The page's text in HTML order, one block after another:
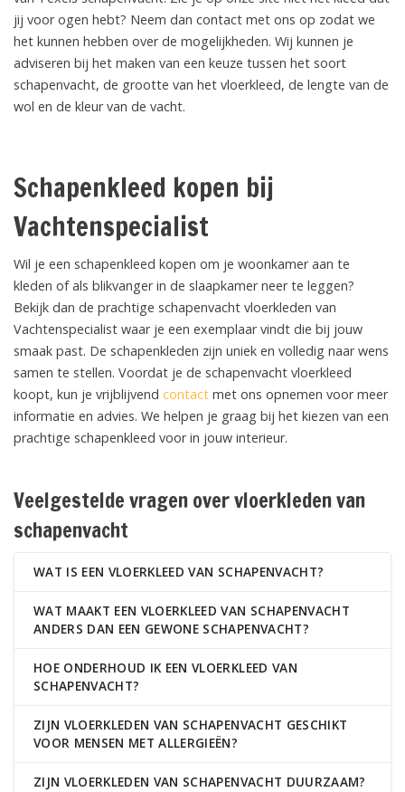
jij voor ogen hebt? Neem dan contact met ons op zodat we
het kunnen hebben over de mogelijkheden. Wij kunnen je
adviseren bij het maken van een keuze tussen het soort
schapenvacht, de grootte van het vloerkleed, de lengte van de
wol en de kleur van de vacht.
Schapenkleed kopen bij
Vachtenspecialist
Wil je een schapenkleed kopen om je woonkamer aan te
kleden of als blikvanger in de slaapkamer neer te leggen?
Bekijk dan de prachtige schapenvacht vloerkleden van
Vachtenspecialist waar je een exemplaar vindt die bij jouw
smaak past. De schapenkleden zijn uniek en volledig naar wens
samen te stellen. Voordat je de schapenvacht vloerkleed
koopt, kun je vrijblijvend contact met ons opnemen voor meer
informatie en advies. We helpen je graag bij het kiezen van een
prachtige schapenkleed voor in jouw interieur.
Veelgestelde vragen over vloerkleden van
schapenvacht
WAT IS EEN VLOERKLEED VAN SCHAPENVACHT?
WAT MAAKT EEN VLOERKLEED VAN SCHAPENVACHT
ANDERS DAN EEN GEWONE SCHAPENVACHT?
HOE ONDERHOUD IK EEN VLOERKLEED VAN
SCHAPENVACHT?
ZIJN VLOERKLEDEN VAN SCHAPENVACHT GESCHIKT
VOOR MENSEN MET ALLERGIEËN?
ZIJN VLOERKLEDEN VAN SCHAPENVACHT DUURZAAM?